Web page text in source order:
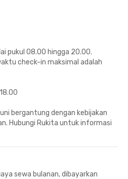
pukul 08.00 hingga 20.00.
check-in maksimal adalah
bergantung dengan kebijakan
Hubungi Rukita untuk informasi
sewa bulanan, dibayarkan